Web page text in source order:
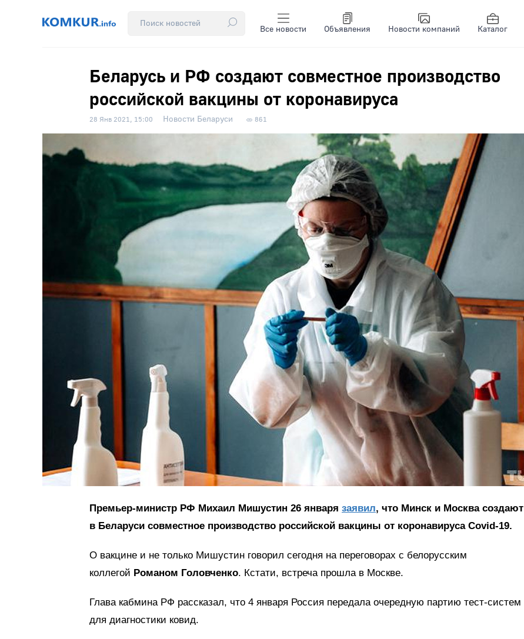
Все новости Объявления Новости компаний Каталог
Беларусь и РФ создают совместное производство
российской вакцины от коронавируса
28 Янв 2021, 15:00 Новости Беларуси 861
Премьер-министр РФ Михаил Мишустин 26 января заявил, что Минск и Москва создают
в Беларуси совместное производство российской вакцины от коронавируса Covid-19.
О вакцине и не только Мишустин говорил сегодня на переговорах с белорусским
коллегой Романом Головченко. Кстати, встреча прошла в Москве.
Глава кабмина РФ рассказал, что 4 января Россия передала очередную партию тест-систем
для диагностики ковид.